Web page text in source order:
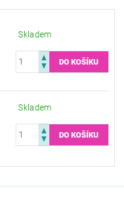
Skladem
Skladem